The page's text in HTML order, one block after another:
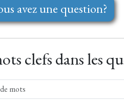
avez une question?
clefs dans les